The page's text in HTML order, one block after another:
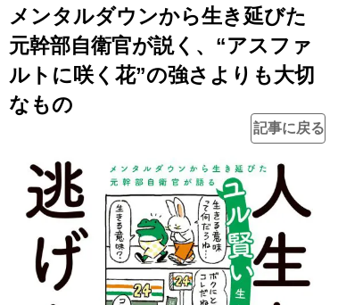
メンタルダウンから生き延びた
元幹部自衛官が説く、“アスファ
ルトに咲く花”の強さよりも大切
なもの
記事に戻る